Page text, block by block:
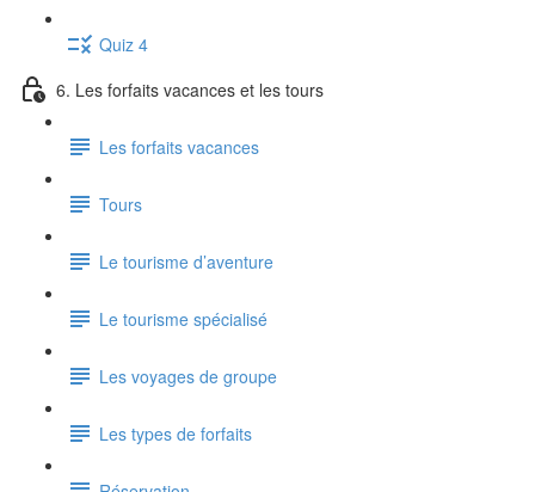
Quiz 4
6. Les forfaits vacances et les tours
Les forfaits vacances
Tours
Le tourisme d’aventure
Le tourisme spécialisé
Les voyages de groupe
Les types de forfaits